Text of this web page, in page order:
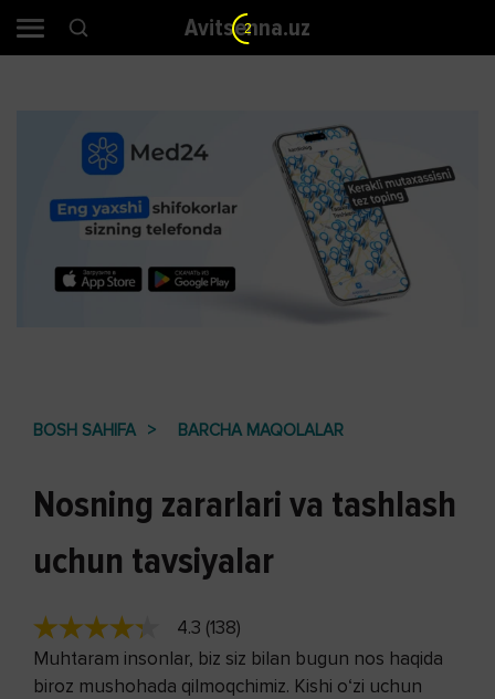
Avitsenna.uz
BOSH SAHIFA BARCHA MAQOLALAR
Nosning zararlari va tashlash
uchun tavsiyalar
4.3 (138)
Muhtaram insonlar, biz siz bilan bugun nos haqida
biroz mushohada qilmoqchimiz. Kishi o‘zi uchun
2